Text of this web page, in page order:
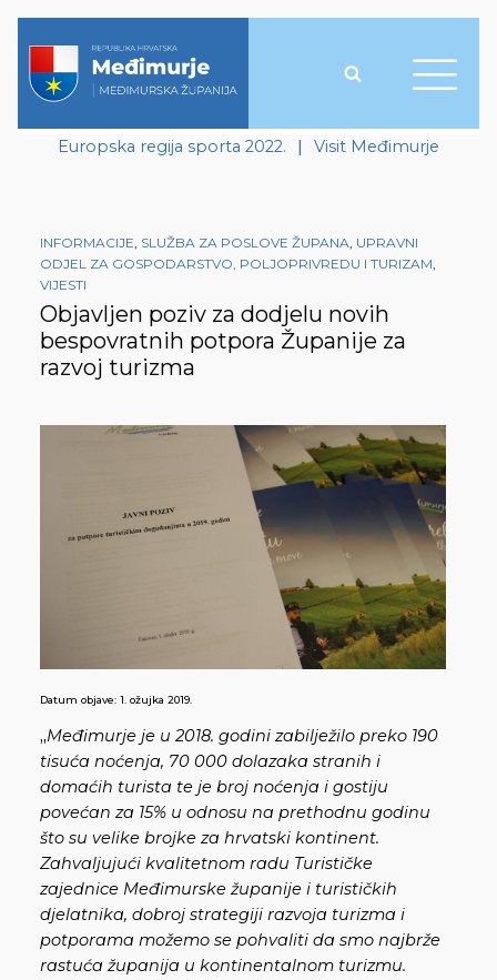
Europska regija sporta 2022. | Visit Međimurje
INFORMACIJE, SLUŽBA ZA POSLOVE ŽUPANA, UPRAVNI
ODJEL ZA GOSPODARSTVO, POLJOPRIVREDU I TURIZAM,
VIJESTI
Objavljen poziv za dodjelu novih
bespovratnih potpora Županije za
razvoj turizma
Datum objave: 1. ožujka 2019.
„Međimurje je u 2018. godini zabilježilo preko 190
tisuća noćenja, 70 000 dolazaka stranih i
domaćih turista te je broj noćenja i gostiju
povećan za 15% u odnosu na prethodnu godinu
što su velike brojke za hrvatski kontinent.
Zahvaljujući kvalitetnom radu Turističke
zajednice Međimurske županije i turističkih
djelatnika, dobroj strategiji razvoja turizma i
potporama možemo se pohvaliti da smo najbrže
rastuća županija u kontinentalnom turizmu.